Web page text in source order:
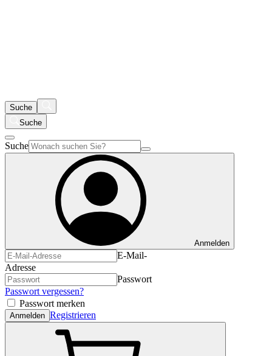
Suche
Suche
Suche
Anmelden
E-Mail-
Adresse
Passwort
Passwort vergessen?
Passwort merken
Anmelden Registrieren